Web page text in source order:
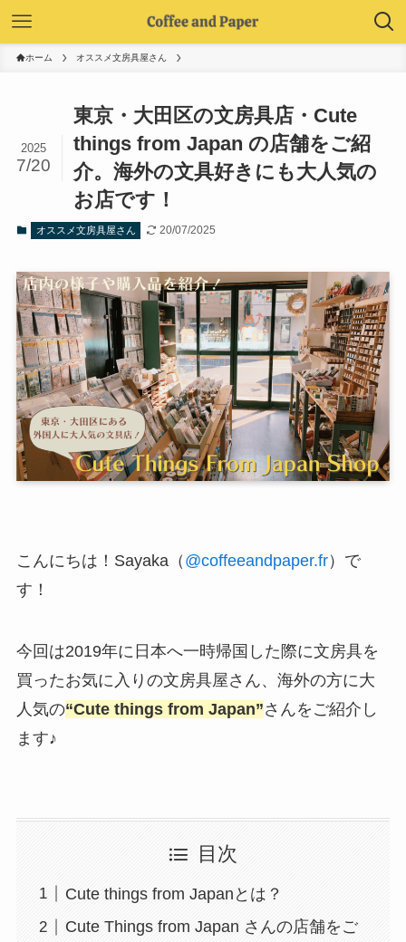
ホーム オススメ文房具屋さん
東京・大田区の文房具店・Cute
things from Japan の店舗をご紹
介。海外の文具好きにも大人気の
お店です！
2025
7/20
オススメ文房具屋さん 20/07/2025
こんにちは！Sayaka（ @coffeeandpaper.fr）で
す！
今回は2019年に日本へ一時帰国した際に文房具を
買ったお気に入りの文房具屋さん、海外の方に大
人気の“Cute things from Japan”さんをご紹介し
ます♪
目次
Cute things from Japanとは？
Cute Things from Japan さんの店舗をご